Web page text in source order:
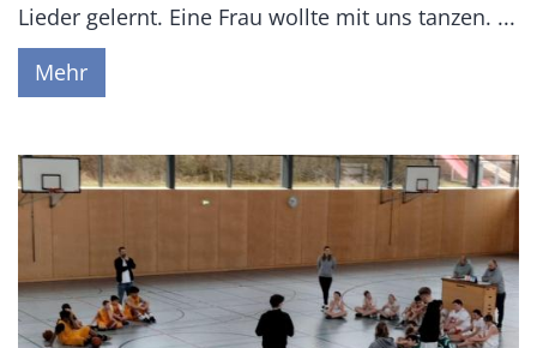
Lieder gelernt. Eine Frau wollte mit uns tanzen. ...
Mehr